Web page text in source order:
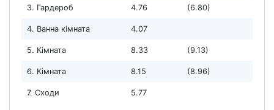
3. Гардероб 4.76 (6.80)
4. Ванна кімната 4.07
5. Кімната 8.33 (9.13)
6. Кімната 8.15 (8.96)
7. Сходи 5.77